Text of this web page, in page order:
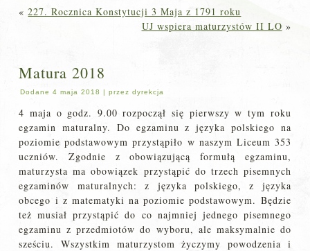
«227. Rocznica Konstytucji 3 Maja z 1791 roku
UJ wspiera maturzystów II LO »
Matura 2018
Dodane 4 maja 2018 |przez dyrekcja
4 maja o godz. 9.00 rozpoczął się pierwszy w tym roku
egzamin maturalny. Do egzaminu z języka polskiego na
poziomie podstawowym przystąpiło w naszym Liceum 353
uczniów. Zgodnie z obowiązującą formułą egzaminu,
maturzysta ma obowiązek przystąpić do trzech pisemnych
egzaminów maturalnych: z języka polskiego, z języka
obcego i z matematyki na poziomie podstawowym. Będzie
też musiał przystąpić do co najmniej jednego pisemnego
egzaminu z przedmiotów do wyboru, ale maksymalnie do
sześciu. Wszystkim maturzystom życzymy powodzenia i